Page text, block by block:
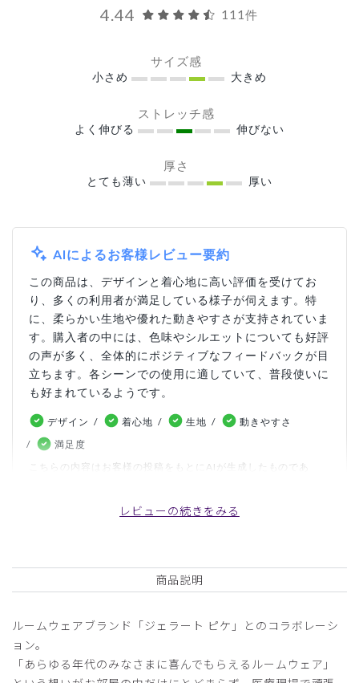
4.44 111件
サイズ感
小さめ 大きめ
ストレッチ感
よく伸びる 伸びない
厚さ
とても薄い 厚い
AIによるお客様レビュー要約
この商品は、デザインと着心地に高い評価を受けてお
り、多くの利用者が満足している様子が伺えます。特
に、柔らかい生地や優れた動きやすさが支持されていま
す。購入者の中には、色味やシルエットについても好評
の声が多く、全体的にポジティブなフィードバックが目
立ちます。各シーンでの使用に適していて、普段使いに
も好まれているようです。
デザイン 着心地 生地
動きやすさ
満足度
こちらの内容はお客様の投稿をもとにAIが生成したものであ
レビューの続きをみる
商品説明
ルームウェアブランド「ジェラート ピケ」とのコラボレーシ
ョン。
「あらゆる年代のみなさまに喜んでもらえるルームウェア」